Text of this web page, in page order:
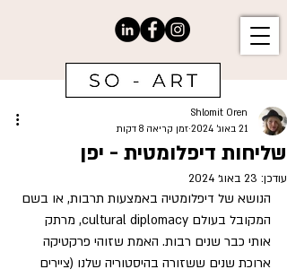
שליחות דיפלומטית - יפן
Shlomit Oren
21 באוג׳ 2024
זמן קריאה 8 דקות
עודכן: 23 באוג׳ 2024
הנושא של דיפלומטיה באמצעות תרבות, או בשם
המקובל בעולם cultural diplomacy, מרתק
אותי כבר שנים רבות. האמת שזוהי פרקטיקה
ארוכת שנים ששזורה בהיסטוריה שלנו (ציירים